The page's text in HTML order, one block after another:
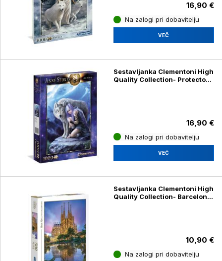
16,90 €
Na zalogi pri dobavitelju
VEČ
Sestavljanka Clementoni High
Quality Collection- Protector
16,90 €
Na zalogi pri dobavitelju
VEČ
Sestavljanka Clementoni High
Quality Collection- Barcelona
10,90 €
Na zalogi pri dobavitelju